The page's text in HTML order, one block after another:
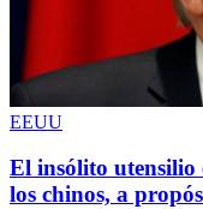
EEUU
El insólito utensilio
los chinos, a